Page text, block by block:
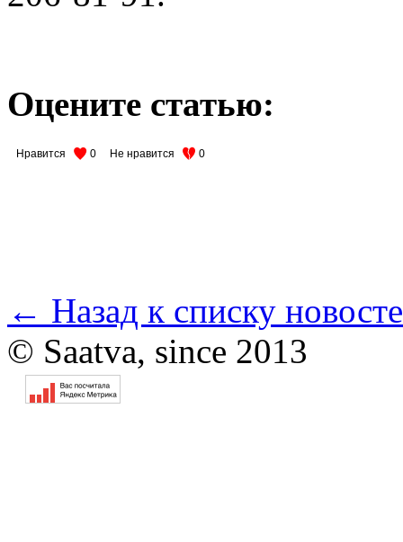
Оцените статью:
Нравится 0 Не нравится 0
← Назад к списку
© Saatva, since 2013